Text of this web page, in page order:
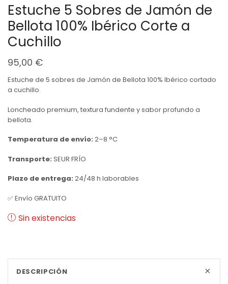
Estuche 5 Sobres de Jamón de
Bellota 100% Ibérico Corte a
Cuchillo
95,00 €
Estuche de 5 sobres de Jamón de Bellota 100% Ibérico cortado
a cuchillo.
Loncheado premium, textura fundente y sabor profundo a
bellota.
Temperatura de envío: 2–8 °C
Transporte: SEUR FRÍO
Plazo de entrega: 24/48 h laborables
✅ Envío GRATUITO
Sin existencias
DESCRIPCIÓN +